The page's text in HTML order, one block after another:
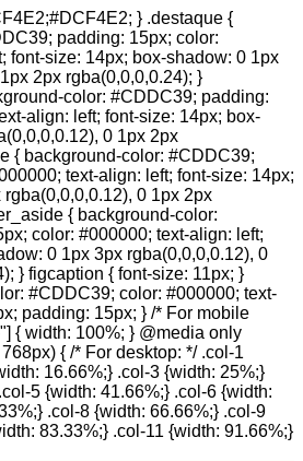
} .destaque {
padding: 15px; color:
font-size: 14px; box-shadow: 0 1px
2px rgba(0,0,0,0.24); }
color: #CDDC39; padding:
align: left; font-size: 14px; box-
0 1px 2px
{ background-color: #CDDC39;
text-align: left; font-size: 14px;
0 1px 2px
{ background-color:
color: #000000; text-align: left;
0 1px 3px rgba(0,0,0,0.12), 0
} figcaption { font-size: 11px; }
#CDDC39; color: #000000; text-
padding: 15px; } /* For mobile
{ width: 100%; } @media only
{ /* For desktop: */ .col-1
16.66%;} .col-3 {width: 25%;}
5 {width: 41.66%;} .col-6 {width:
.col-8 {width: 66.66%;} .col-9
83.33%;} .col-11 {width: 91.66%;}